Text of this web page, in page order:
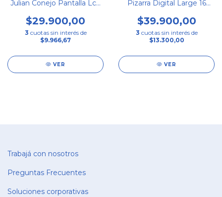
Julian Conejo Pantalla Lcd
$29.900,00
3 cuotas sin interés de
$9.966,67
VER
Pizarra Digital Large 16
$39.900,00
3 cuotas sin interés de
$13.300,00
VER
Trabajá con nosotros
Preguntas Frecuentes
Soluciones corporativas